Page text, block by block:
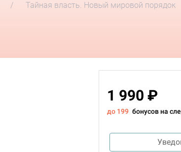
Тайная власть. Новый мировой порядок
1 990 ₽
до 199 бонусов на